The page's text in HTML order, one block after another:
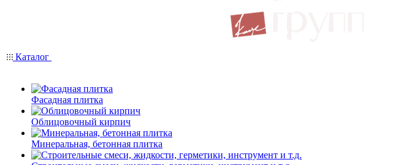
Каталог
Фасадная плитка
Облицовочный кирпич
Минеральная, бетонная плитка